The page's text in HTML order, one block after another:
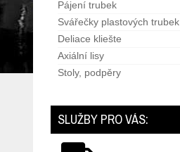
Pájení trubek
Svářečky plastových trubek
Deliace kliešte
Axiální lisy
Stoly, podpěry
SLUŽBY PRO VÁS: